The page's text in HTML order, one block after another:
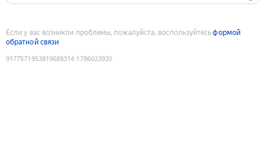
Если у вас возникли проблемы, пожалуйста, воспользуйтесьформой
обратной связи
9177571953819689314:1786023920